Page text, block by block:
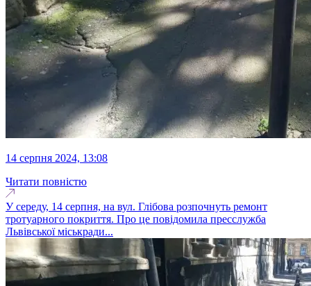
14 серпня 2024, 13:08
Читати повністю
У середу, 14 серпня, на вул. Глібова розпочнуть ремонт
тротуарного покриття. Про це повідомила пресслужба
Львівської міськради...